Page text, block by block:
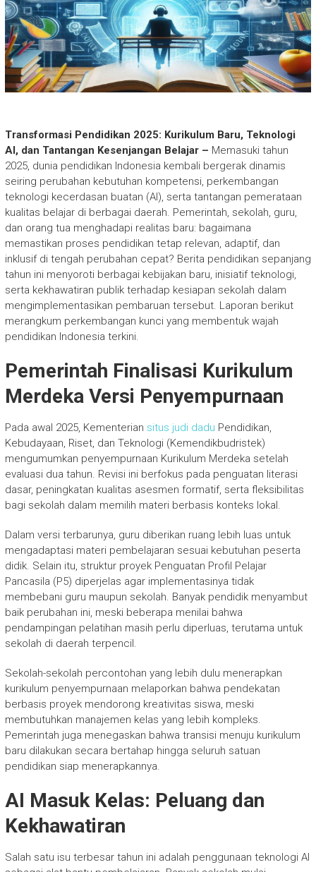
Transformasi Pendidikan 2025: Kurikulum Baru, Teknologi
AI, dan Tantangan Kesenjangan Belajar – Memasuki tahun
2025, dunia pendidikan Indonesia kembali bergerak dinamis
seiring perubahan kebutuhan kompetensi, perkembangan
teknologi kecerdasan buatan (AI), serta tantangan pemerataan
kualitas belajar di berbagai daerah. Pemerintah, sekolah, guru,
dan orang tua menghadapi realitas baru: bagaimana
memastikan proses pendidikan tetap relevan, adaptif, dan
inklusif di tengah perubahan cepat? Berita pendidikan sepanjang
tahun ini menyoroti berbagai kebijakan baru, inisiatif teknologi,
serta kekhawatiran publik terhadap kesiapan sekolah dalam
mengimplementasikan pembaruan tersebut. Laporan berikut
merangkum perkembangan kunci yang membentuk wajah
pendidikan Indonesia terkini.
Pemerintah Finalisasi Kurikulum
Merdeka Versi Penyempurnaan
Pada awal 2025, Kementerian situs judi dadu Pendidikan,
Kebudayaan, Riset, dan Teknologi (Kemendikbudristek)
mengumumkan penyempurnaan Kurikulum Merdeka setelah
evaluasi dua tahun. Revisi ini berfokus pada penguatan literasi
dasar, peningkatan kualitas asesmen formatif, serta fleksibilitas
bagi sekolah dalam memilih materi berbasis konteks lokal.
Dalam versi terbarunya, guru diberikan ruang lebih luas untuk
mengadaptasi materi pembelajaran sesuai kebutuhan peserta
didik. Selain itu, struktur proyek Penguatan Profil Pelajar
Pancasila (P5) diperjelas agar implementasinya tidak
membebani guru maupun sekolah. Banyak pendidik menyambut
baik perubahan ini, meski beberapa menilai bahwa
pendampingan pelatihan masih perlu diperluas, terutama untuk
sekolah di daerah terpencil.
Sekolah-sekolah percontohan yang lebih dulu menerapkan
kurikulum penyempurnaan melaporkan bahwa pendekatan
berbasis proyek mendorong kreativitas siswa, meski
membutuhkan manajemen kelas yang lebih kompleks.
Pemerintah juga menegaskan bahwa transisi menuju kurikulum
baru dilakukan secara bertahap hingga seluruh satuan
pendidikan siap menerapkannya.
AI Masuk Kelas: Peluang dan
Kekhawatiran
Salah satu isu terbesar tahun ini adalah penggunaan teknologi AI